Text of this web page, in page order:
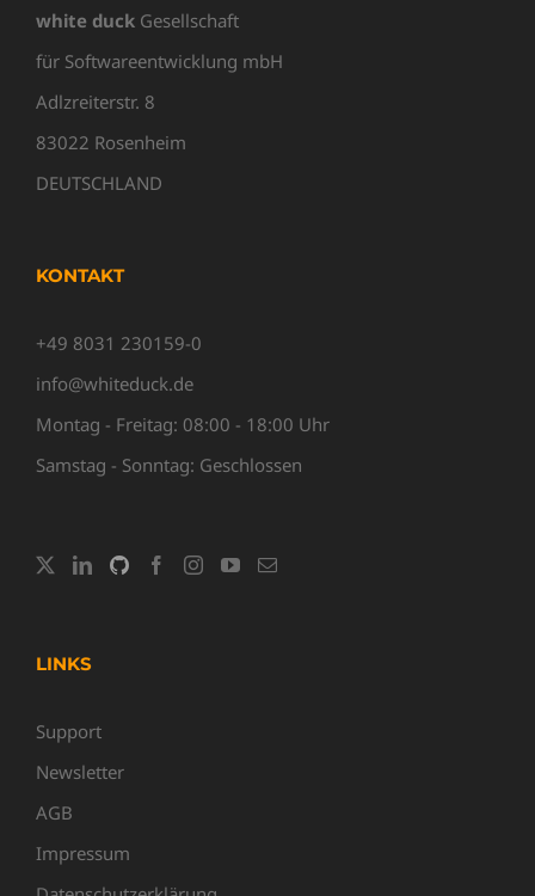
white duck Gesellschaft
für Softwareentwicklung mbH
Adlzreiterstr. 8
83022 Rosenheim
DEUTSCHLAND
KONTAKT
+49 8031 230159-0
info@whiteduck.de
Montag - Freitag: 08:00 - 18:00 Uhr
Samstag - Sonntag: Geschlossen
LINKS
Support
Newsletter
AGB
Impressum